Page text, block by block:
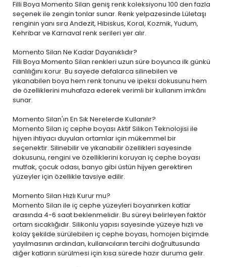
Filli Boya Momento Silan geniş renk koleksiyonu 100 den fazla
seçenek ile zengin tonlar sunar. Renk yelpazesinde Lületaşı
renginin yanı sıra Andezit, Hibiskus, Koral, Kozmik, Yudum,
Kehribar ve Karnaval renk serileri yer alır.
Momento Silan Ne Kadar Dayanıklıdır?
Filli Boya Momento Silan renkleri uzun süre boyunca ilk günkü
canlılığını korur. Bu sayede defalarca silinebilen ve
yıkanabilen boya hem renk tonunu ve ipeksi dokusunu hem
de özelliklerini muhafaza ederek verimli bir kullanım imkânı
sunar.
Momento Silan'ın En Sık Nerelerde Kullanılır?
Momento Silan iç cephe boyası Aktif Silikon Teknolojisi ile
hijyen ihtiyacı duyulan ortamlar için mükemmel bir
seçenektir. Silinebilir ve yıkanabilir özellikleri sayesinde
dokusunu, rengini ve özelliklerini koruyan iç cephe boyası
mutfak, çocuk odası, banyo gibi üstün hijyen gerektiren
yüzeyler için özellikle tavsiye edilir.
Momento Silan Hızlı Kurur mu?
Momento Silan ile iç cephe yüzeyleri boyanırken katlar
arasında 4-6 saat beklenmelidir. Bu süreyi belirleyen faktör
ortam sıcaklığıdır. Silikonlu yapısı sayesinde yüzeye hızlı ve
kolay şekilde sürülebilen iç cephe boyası, homojen biçimde
yayılmasının ardından, kullanıcıların tercihi doğrultusunda
diğer katların sürülmesi için kısa sürede hazır duruma gelir.